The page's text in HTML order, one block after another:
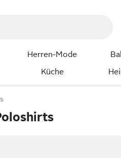
Herren-Mode
Küche